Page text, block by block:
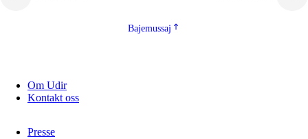
Bajemussaj
Om Udir
Kontakt oss
Presse